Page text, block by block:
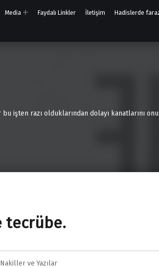
Media Faydalı Linkler İletişim Hadislerde
işten razı olduklarından dolayı kanatlarını
tecrübe.
Nakiller ve Yazılar